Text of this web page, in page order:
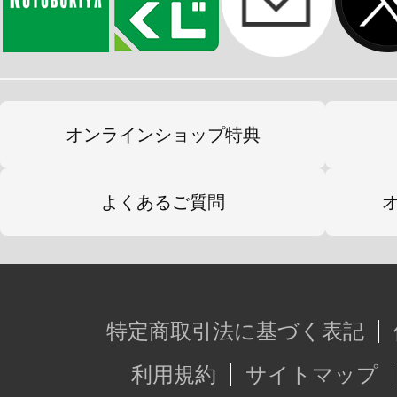
オンラインショップ特典
よくあるご質問
特定商取引法に基づく表記
利用規約
サイトマップ